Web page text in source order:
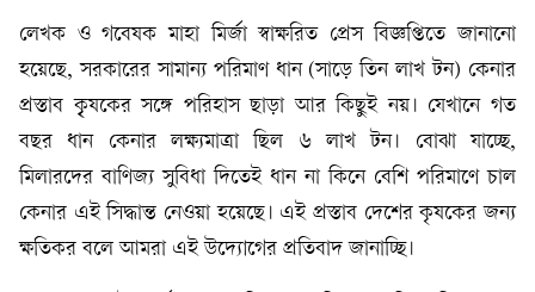
লেখক ও গবেষক মাহা মির্জা স্বাক্ষরিত প্রেস বিজ্ঞপ্তিতে জানানো
হয়েছে, সরকারের সামান্য পরিমাণ ধান (সাড়ে তিন লাখ টন) কেনার
প্রস্তাব কৃৃষকের সঙ্গে পরিহাস ছাড়া আর কিছুই নয়। যেখানে গত
বছর ধান কেনার লক্ষ্যমাত্রা ছিল ৬ লাখ টন। বোঝা যাচ্ছে,
মিলারদের বাণিজ্য সুবিধা দিতেই ধান না কিনে বেশি পরিমাণে চাল
কেনার এই সিদ্ধান্ত নেওয়া হয়েছে। এই প্রস্তাব দেশের কৃষকের জন্য
ক্ষতিকর বলে আমরা এই উদ্যোগের প্রতিবাদ জানাচ্ছি।